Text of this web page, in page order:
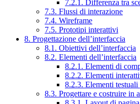
7.2.1. Differenza tra
7.3. Flussi di interazione
7.4. Wireframe
7.5. Prototipi interattivi
8. Progettazione dell’interfaccia
8.1. Obiettivi dell’interfaccia
8.2. Elementi dell’interfaccia
8.2.1. Elementi di
8.2.2. Elementi
8.2.3. Elementi
8.3. Progettare e costruire in